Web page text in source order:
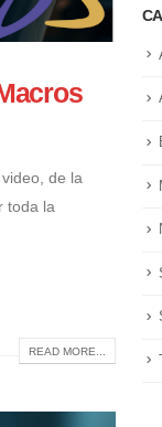
de la
toda la
READ MORE...